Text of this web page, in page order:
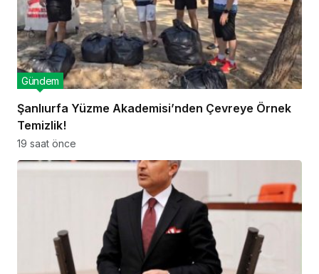
Şanlıurfa Yüzme Akademisi’nden Çevreye Örnek
Temizlik!
Gündem
19 saat önce